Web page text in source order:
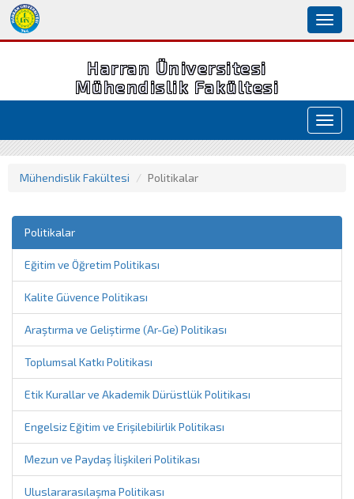
Harran Üniversitesi
Mühendislik Fakültesi
Mühendislik Fakültesi Politikalar
Politikalar
Eğitim ve Öğretim Politikası
Kalite Güvence Politikası
Araştırma ve Geliştirme (Ar-Ge) Politikası
Toplumsal Katkı Politikası
Etik Kurallar ve Akademik Dürüstlük Politikası
Engelsiz Eğitim ve Erişilebilirlik Politikası
Mezun ve Paydaş İlişkileri Politikası
Uluslararasılaşma Politikası